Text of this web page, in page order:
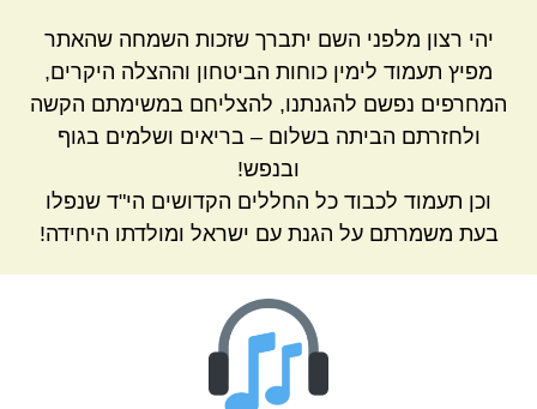
יהי רצון מלפני השם יתברך שזכות השמחה שהאתר
מפיץ תעמוד לימין כוחות הביטחון וההצלה היקרים,
המחרפים נפשם להגנתנו, להצליחם במשימתם הקשה
ולחזרתם הביתה בשלום – בריאים ושלמים בגוף
ובנפש!
וכן תעמוד לכבוד כל החללים הקדושים הי"ד שנפלו
בעת משמרתם על הגנת עם ישראל ומולדתו היחידה!